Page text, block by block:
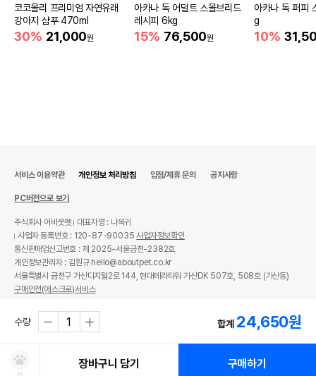
코코몰리 프리미엄 자연유래
강아지 샴푸 470ml
30% 21,000원
아카나 독 어덜트 스몰브리드
레시피 6kg
15% 76,500원
아카나 독 퍼피
g
10%
수량 합계 24,650원
장바구니 담기 구매하기
서비스 이용약관 개인정보 처리방침 입점/제휴 문의 공지사항
PC버전으로 보기
주식회사 어바웃펫
대표자명 : 나옥귀
사업자 등록번호 : 120-87-90035사업자정보확인
통신판매업신고번호 : 제 2025-서울금천-2382호
개인정보관리자 : 김원규 hello@aboutpet.co.kr
서울특별시 금천구 가산디지털2로 144, 현대테라타워 가산DK 507호, 508호 (가산동)
구매안전(에스크로)서비스